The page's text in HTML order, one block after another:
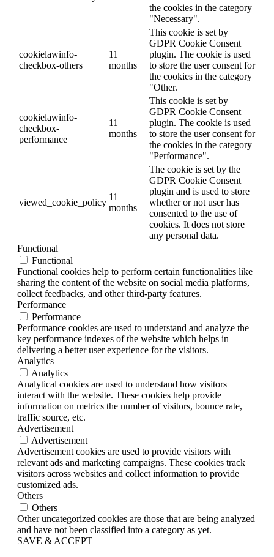
the cookies in the category
"Necessary".
cookielawinfo-
checkbox-others
11
months
This cookie is set by
GDPR Cookie Consent
plugin. The cookie is used
to store the user consent for
the cookies in the category
"Other.
cookielawinfo-
checkbox-
performance
11
months
This cookie is set by
GDPR Cookie Consent
plugin. The cookie is used
to store the user consent for
the cookies in the category
"Performance".
viewed_cookie_policy
11
months
The cookie is set by the
GDPR Cookie Consent
plugin and is used to store
whether or not user has
consented to the use of
cookies. It does not store
any personal data.
Functional
Functional
Functional cookies help to perform certain functionalities like
sharing the content of the website on social media platforms,
collect feedbacks, and other third-party features.
Performance
Performance
Performance cookies are used to understand and analyze the
key performance indexes of the website which helps in
delivering a better user experience for the visitors.
Analytics
Analytics
Analytical cookies are used to understand how visitors
interact with the website. These cookies help provide
information on metrics the number of visitors, bounce rate,
traffic source, etc.
Advertisement
Advertisement
Advertisement cookies are used to provide visitors with
relevant ads and marketing campaigns. These cookies track
visitors across websites and collect information to provide
customized ads.
Others
Others
Other uncategorized cookies are those that are being analyzed
and have not been classified into a category as yet.
SAVE & ACCEPT